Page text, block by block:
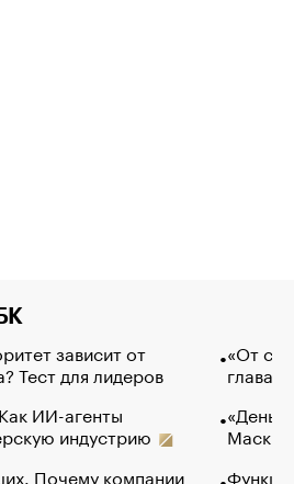
зависит от
Тест для лидеров
ИИ-агенты
индустрию
Почему компании
«От
глава
Маск в